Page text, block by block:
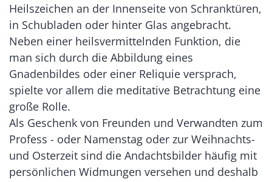
Heilszeichen an der Innenseite von Schranktüren,
in Schubladen oder hinter Glas angebracht.
Neben einer heilsvermit­telnden Funktion, die
man sich durch die Abbildung eines
Gnadenbildes oder einer Reliquie versprach,
spielte vor allem die meditative Betrachtung eine
große Rolle.
Als Geschenk von Freunden und Verwandten zum
Profess - oder Namenstag oder zur Weihnachts-
und Osterzeit sind die Andachtsbilder häufig mit
persönlichen Widmungen versehen und deshalb